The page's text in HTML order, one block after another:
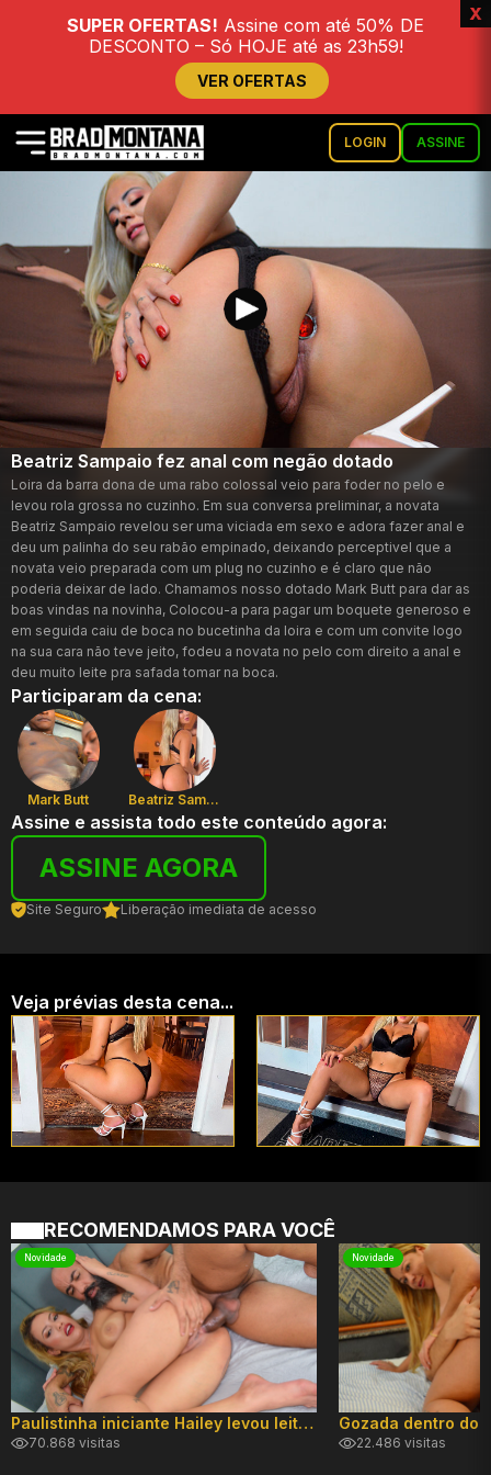
SUPER OFERTAS! Assine com até 50% DE
DESCONTO – Só HOJE até as 23h59!
VER OFERTAS
x
LOGIN ASSINE
Beatriz Sampaio fez anal com negão dotado
Loira da barra dona de uma rabo colossal veio para foder no pelo e
levou rola grossa no cuzinho. Em sua conversa preliminar, a novata
Beatriz Sampaio revelou ser uma viciada em sexo e adora fazer anal e
deu um palinha do seu rabão empinado, deixando perceptivel que a
novata veio preparada com um plug no cuzinho e é claro que não
poderia deixar de lado. Chamamos nosso dotado Mark Butt para dar as
boas vindas na novinha, Colocou-a para pagar um boquete generoso e
em seguida caiu de boca no bucetinha da loira e com um convite logo
na sua cara não teve jeito, fodeu a novata no pelo com direito a anal e
deu muito leite pra safada tomar na boca.
Participaram da cena:
Mark Butt Beatriz Sampaio
Assine e assista todo este conteúdo agora:
ASSINE AGORA
Site Seguro Liberação imediata de acesso
Veja prévias desta cena...
RECOMENDAMOS PARA VOCÊ
Novidade
Paulistinha iniciante Hailey levou leite no cuzinho!
70.868 visitas
Novidade
22.486 visitas